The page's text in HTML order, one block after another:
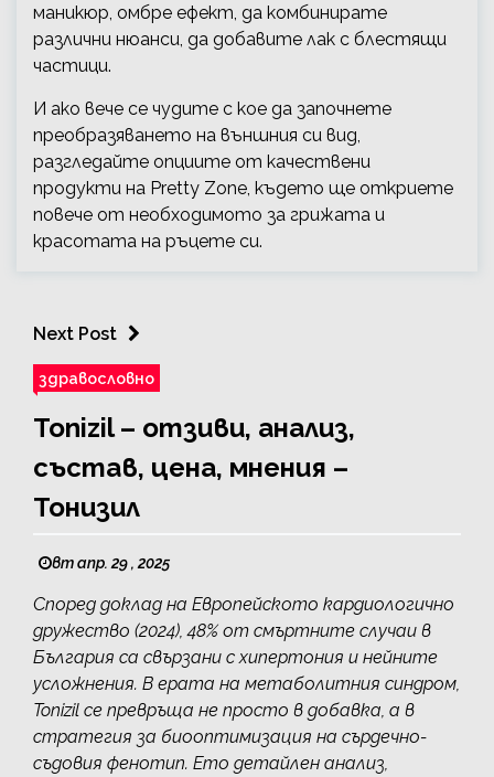
маникюр, омбре ефект, да комбинирате
различни нюанси, да добавите лак с блестящи
частици.
И ако вече се чудите с кое да започнете
преобразяването на външния си вид,
разгледайте опциите от качествени
продукти на Pretty Zone, където ще откриете
повече от необходимото за грижата и
красотата на ръцете си.
Next Post
здравословно
Tonizil – отзиви, анализ,
състав, цена, мнения –
Тонизил
вт апр. 29 , 2025
Според доклад на Европейското кардиологично
дружество (2024), 48% от смъртните случаи в
България са свързани с хипертония и нейните
усложнения. В ерата на метаболитния синдром,
Tonizil се превръща не просто в добавка, а в
стратегия за биооптимизация на сърдечно-
съдовия фенотип. Ето детайлен анализ,